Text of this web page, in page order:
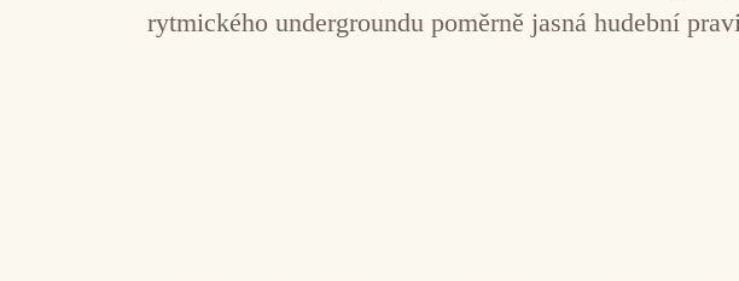
rytmického undergroundu poměrně jasná hudební